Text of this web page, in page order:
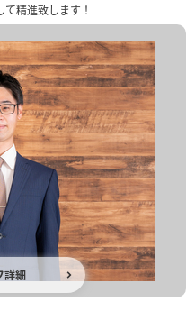
精進致します！
詳細